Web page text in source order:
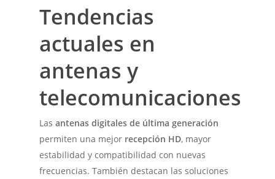
Tendencias
actuales en
antenas y
telecomunicaciones
Lasantenas digitales de última generación
permiten una mejor recepción HD, mayor
estabilidad y compatibilidad con nuevas
frecuencias. También destacan las soluciones